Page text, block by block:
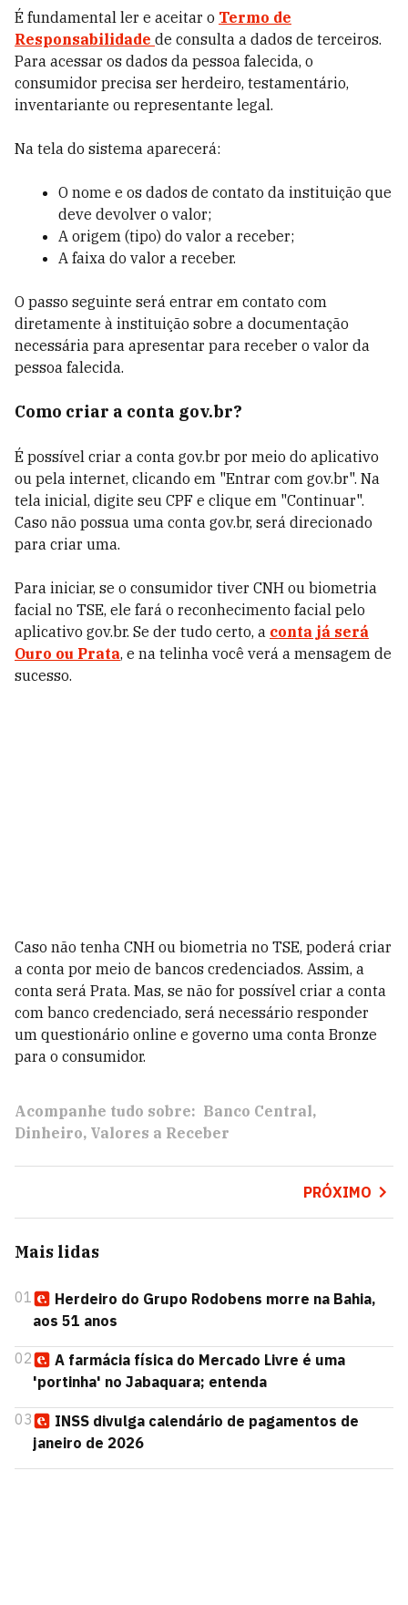
É fundamental ler e aceitar o Termo de
Responsabilidade de consulta a dados de terceiros.
Para acessar os dados da pessoa falecida, o
consumidor precisa ser herdeiro, testamentário,
inventariante ou representante legal.
Na tela do sistema aparecerá:
O nome e os dados de contato da instituição que
deve devolver o valor;
A origem (tipo) do valor a receber;
A faixa do valor a receber.
O passo seguinte será entrar em contato com
diretamente à instituição sobre a documentação
necessária para apresentar para receber o valor da
pessoa falecida.
Como criar a conta gov.br?
É possível criar a conta gov.br por meio do aplicativo
ou pela internet, clicando em "Entrar com gov.br". Na
tela inicial, digite seu CPF e clique em "Continuar".
Caso não possua uma conta gov.br, será direcionado
para criar uma.
Para iniciar, se o consumidor tiver CNH ou biometria
facial no TSE, ele fará o reconhecimento facial pelo
aplicativo gov.br. Se der tudo certo, a conta já será
Ouro ou Prata, e na telinha você verá a mensagem de
sucesso.
Caso não tenha CNH ou biometria no TSE, poderá criar
a conta por meio de bancos credenciados. Assim, a
conta será Prata. Mas, se não for possível criar a conta
com banco credenciado, será necessário responder
um questionário online e governo uma conta Bronze
para o consumidor.
Acompanhe tudo sobre: Banco Central
Dinheiro Valores a Receber
PRÓXIMO
Mais lidas
01
Herdeiro do Grupo Rodobens morre na Bahia,
aos 51 anos
02
A farmácia física do Mercado Livre é uma
'portinha' no Jabaquara; entenda
03
INSS divulga calendário de pagamentos de
janeiro de 2026